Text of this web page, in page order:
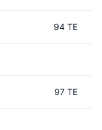
94 TE
97 TE